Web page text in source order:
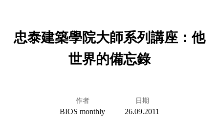
忠泰建築學院大師系列講座：他
世界的備忘錄
作者
BIOS monthly
日期
26.09.2011